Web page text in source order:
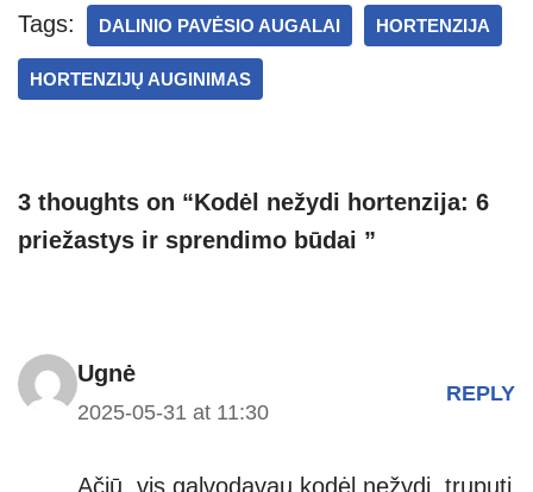
s
A
p
e
gr
a
m
e
n
g
e
Tags: DALINIO PAVĖSIO AUGALAI HORTENZIJA
HORTENZIJŲ AUGINIMAS
3 thoughts on “Kodėl nežydi hortenzija: 6
priežastys ir sprendimo būdai ”
Ugnė
2025-05-31 at 11:30
REPLY
Ačiū, vis galvodavau kodėl nežydi, truputį